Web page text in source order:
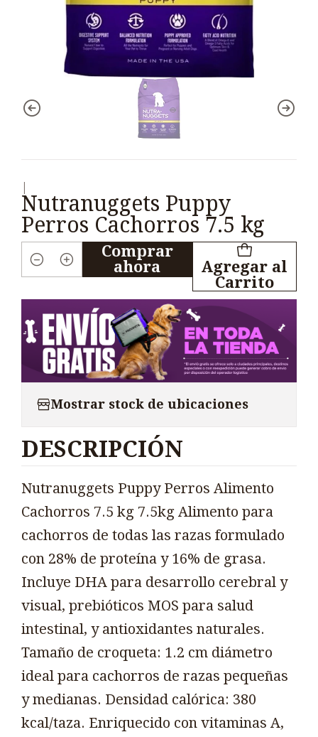
Nutranuggets Puppy
Perros Cachorros 7.5 kg
Cantidad
Agregar al
Carrito
Comprar
ahora
Mostrar stock de ubicaciones
DESCRIPCIÓN
Nutranuggets Puppy Perros Alimento
Cachorros 7.5 kg 7.5kg Alimento para
cachorros de todas las razas formulado
con 28% de proteína y 16% de grasa.
Incluye DHA para desarrollo cerebral y
visual, prebióticos MOS para salud
intestinal, y antioxidantes naturales.
Tamaño de croqueta: 1.2 cm diámetro
ideal para cachorros de razas pequeñas
y medianas. Densidad calórica: 380
kcal/taza. Enriquecido con vitaminas A,